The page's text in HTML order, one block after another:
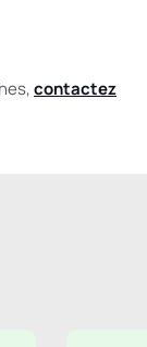
contactez